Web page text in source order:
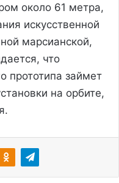
около 61 метра,
искусственной
марсианской,
что
прототипа займет
на орбите,